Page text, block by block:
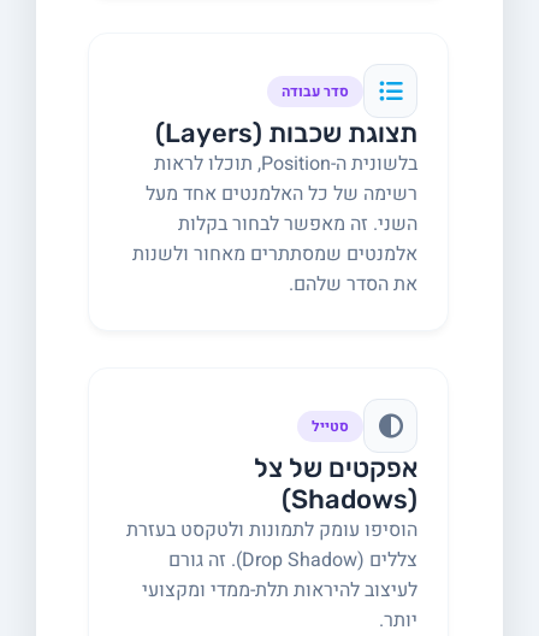
סדר עבודה
תצוגת שכבות (Layers)
בלשונית ה-Position, תוכלו לראות
רשימה של כל האלמנטים אחד מעל
השני. זה מאפשר לבחור בקלות
אלמנטים שמסתתרים מאחור ולשנות
את הסדר שלהם.
סטייל
אפקטים של צל
(Shadows)
הוסיפו עומק לתמונות ולטקסט בעזרת
צללים (Drop Shadow). זה גורם
לעיצוב להיראות תלת-ממדי ומקצועי
יותר.